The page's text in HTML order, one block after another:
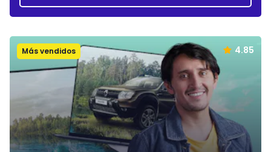
Más vendidos 4.85